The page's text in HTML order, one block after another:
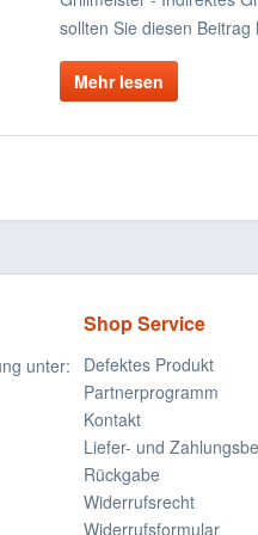
sollten Sie diesen Beitrag
Mehr lesen
unter:
Shop Service
Defektes Produkt
Partnerprogramm
Kontakt
Liefer- und
Rückgabe
Widerrufsrecht
Widerrufsformular